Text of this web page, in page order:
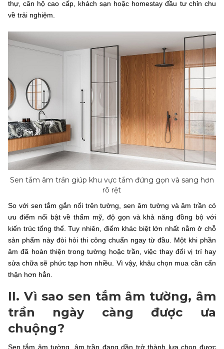
thự, căn hộ cao cấp, khách sạn hoặc homestay đầu tư chỉn chu
về trải nghiệm.
Sen tắm âm trần giúp khu vực tắm đứng gọn và sang hơn
rõ rệt
So với sen tắm gắn nổi trên tường, sen âm tường và âm trần có
ưu điểm nổi bật về thẩm mỹ, độ gọn và khả năng đồng bộ với
kiến trúc tổng thể. Tuy nhiên, điểm khác biệt lớn nhất nằm ở chỗ
sản phẩm này đòi hỏi thi công chuẩn ngay từ đầu. Một khi phần
âm đã hoàn thiện trong tường hoặc trần, việc thay đổi vị trí hay
sửa chữa sẽ phức tạp hơn nhiều. Vì vậy, khâu chọn mua cần cẩn
thận hơn hẳn.
II. Vì sao sen tắm âm tường, âm
trần ngày càng được ưa
chuộng?
Sen tắm âm tường, âm trần đang dần trở thành lựa chọn được